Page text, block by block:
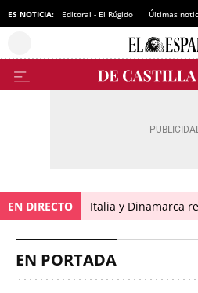
ES NOTICIA: Editoral - El Rúgido Últimas
EN DIRECTO Italia y Dinamarca
EN PORTADA